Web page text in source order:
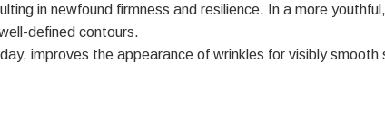
in newfound firmness and resilience. In a more
defined contours.
improves the appearance of wrinkles for visibly smooth